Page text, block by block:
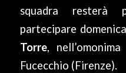
squadra resterà
partecipare
Torre,
Fucecchio (Firenze).